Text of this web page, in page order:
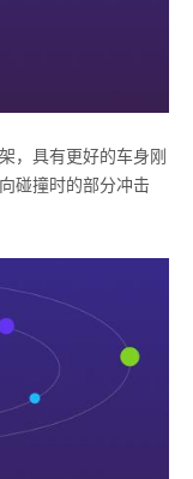
，具有更好的车身刚
碰撞时的部分冲击